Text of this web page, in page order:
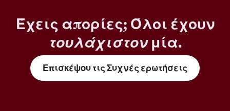
Έχεις απορίες; Όλοι έχουν
τουλάχιστονμία.
Επισκέψου τις Συχνές ερωτήσεις